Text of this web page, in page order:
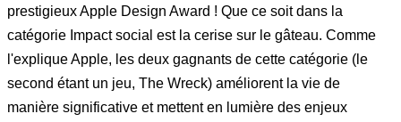
prestigieux Apple Design Award ! Que ce soit dans la
catégorie Impact social est la cerise sur le gâteau. Comme
l'explique Apple, les deux gagnants de cette catégorie (le
second étant un jeu, The Wreck) améliorent la vie de
manière significative et mettent en lumière des enjeux